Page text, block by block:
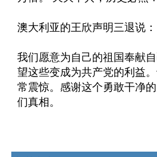
澳大利亚的王欣声明三退说：
我们愿意为自己的祖国奉献
望这些变成为共产党的利益
常震惊。感谢这个勇敢干净
们真相。